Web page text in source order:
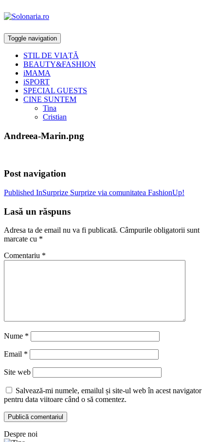
Toggle navigation
STIL DE VIAȚĂ
BEAUTY&FASHION
iMAMA
iSPORT
SPECIAL GUESTS
CINE SUNTEM
Tina
Cristian
Andreea-Marin.png
Post navigation
Published InSurprize Surprize via comunitatea FashionUp!
Lasă un răspuns
Adresa ta de email nu va fi publicată. Câmpurile obligatorii sunt
marcate cu *
Comentariu *
Nume *
Email *
Site web
Salvează-mi numele, emailul și site-ul web în acest navigator
pentru data viitoare când o să comentez.
Despre noi